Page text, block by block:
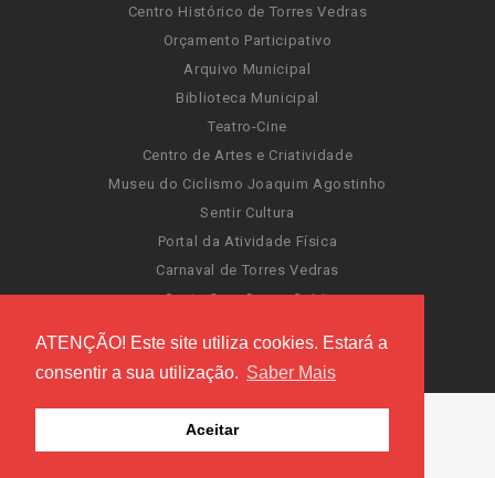
ATENÇÃO! Este site utiliza cookies. Estará a
consentir a sua utilização. Saber Mais
Aceitar
Centro Histórico de Torres Vedras
Orçamento Participativo
Arquivo Municipal
Biblioteca Municipal
Teatro-Cine
Centro de Artes e Criatividade
Museu do Ciclismo Joaquim Agostinho
Sentir Cultura
Portal da Atividade Física
Carnaval de Torres Vedras
Santa Cruz Ocean Spirit